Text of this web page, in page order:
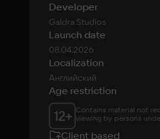
Developer
Galdra Studios
Launch date
08.04.2026
Localization
Английский
Age restriction
12+ Contains material not
viewing by persons
Client based